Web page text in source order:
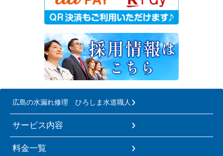
広島の水漏れ修理 ひろしま水道職人
サービス内容
料金一覧